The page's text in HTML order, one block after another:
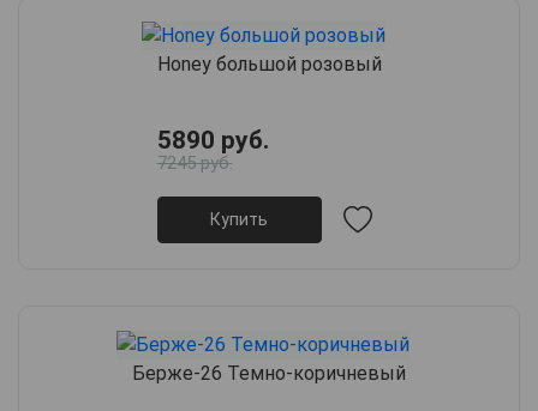
Honey большой розовый
5890 руб.
7245 руб.
Купить
Берже-26 Темно-коричневый